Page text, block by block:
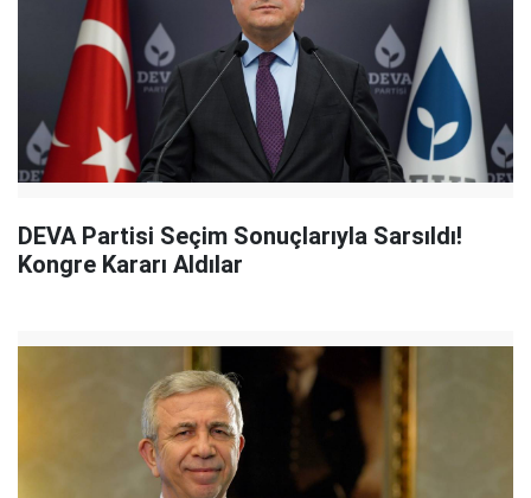
DEVA Partisi Seçim Sonuçlarıyla Sarsıldı!
Kongre Kararı Aldılar